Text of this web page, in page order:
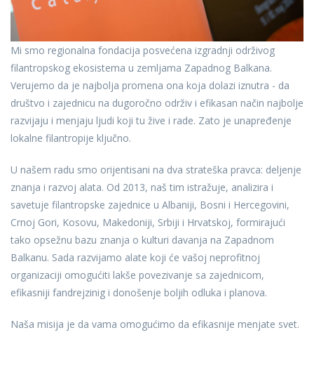
Mi smo regionalna fondacija posvećena izgradnji održivog
filantropskog ekosistema u zemljama Zapadnog Balkana.
Verujemo da je najbolja promena ona koja dolazi iznutra - da
društvo i zajednicu na dugoročno održiv i efikasan način najbolje
razvijaju i menjaju ljudi koji tu žive i rade. Zato je unapređenje
lokalne filantropije ključno.
U našem radu smo orijentisani na dva strateška pravca: deljenje
znanja i razvoj alata. Od 2013, naš tim istražuje, analizira i
savetuje filantropske zajednice u Albaniji, Bosni i Hercegovini,
Crnoj Gori, Kosovu, Makedoniji, Srbiji i Hrvatskoj, formirajući
tako opsežnu bazu znanja o kulturi davanja na Zapadnom
Balkanu. Sada razvijamo alate koji će vašoj neprofitnoj
organizaciji omogućiti lakše povezivanje sa zajednicom,
efikasniji fandrejzinig i donošenje boljih odluka i planova.
Naša misija je da vama omogućimo da efikasnije menjate svet.